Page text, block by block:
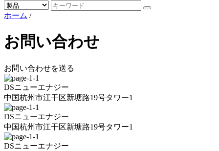
ホーム /
お問い合わせ
お問い合わせを送る
DSニューエナジー
中国杭州市江干区新塘路19号タワー1
DSニューエナジー
中国杭州市江干区新塘路19号タワー1
DSニューエナジー